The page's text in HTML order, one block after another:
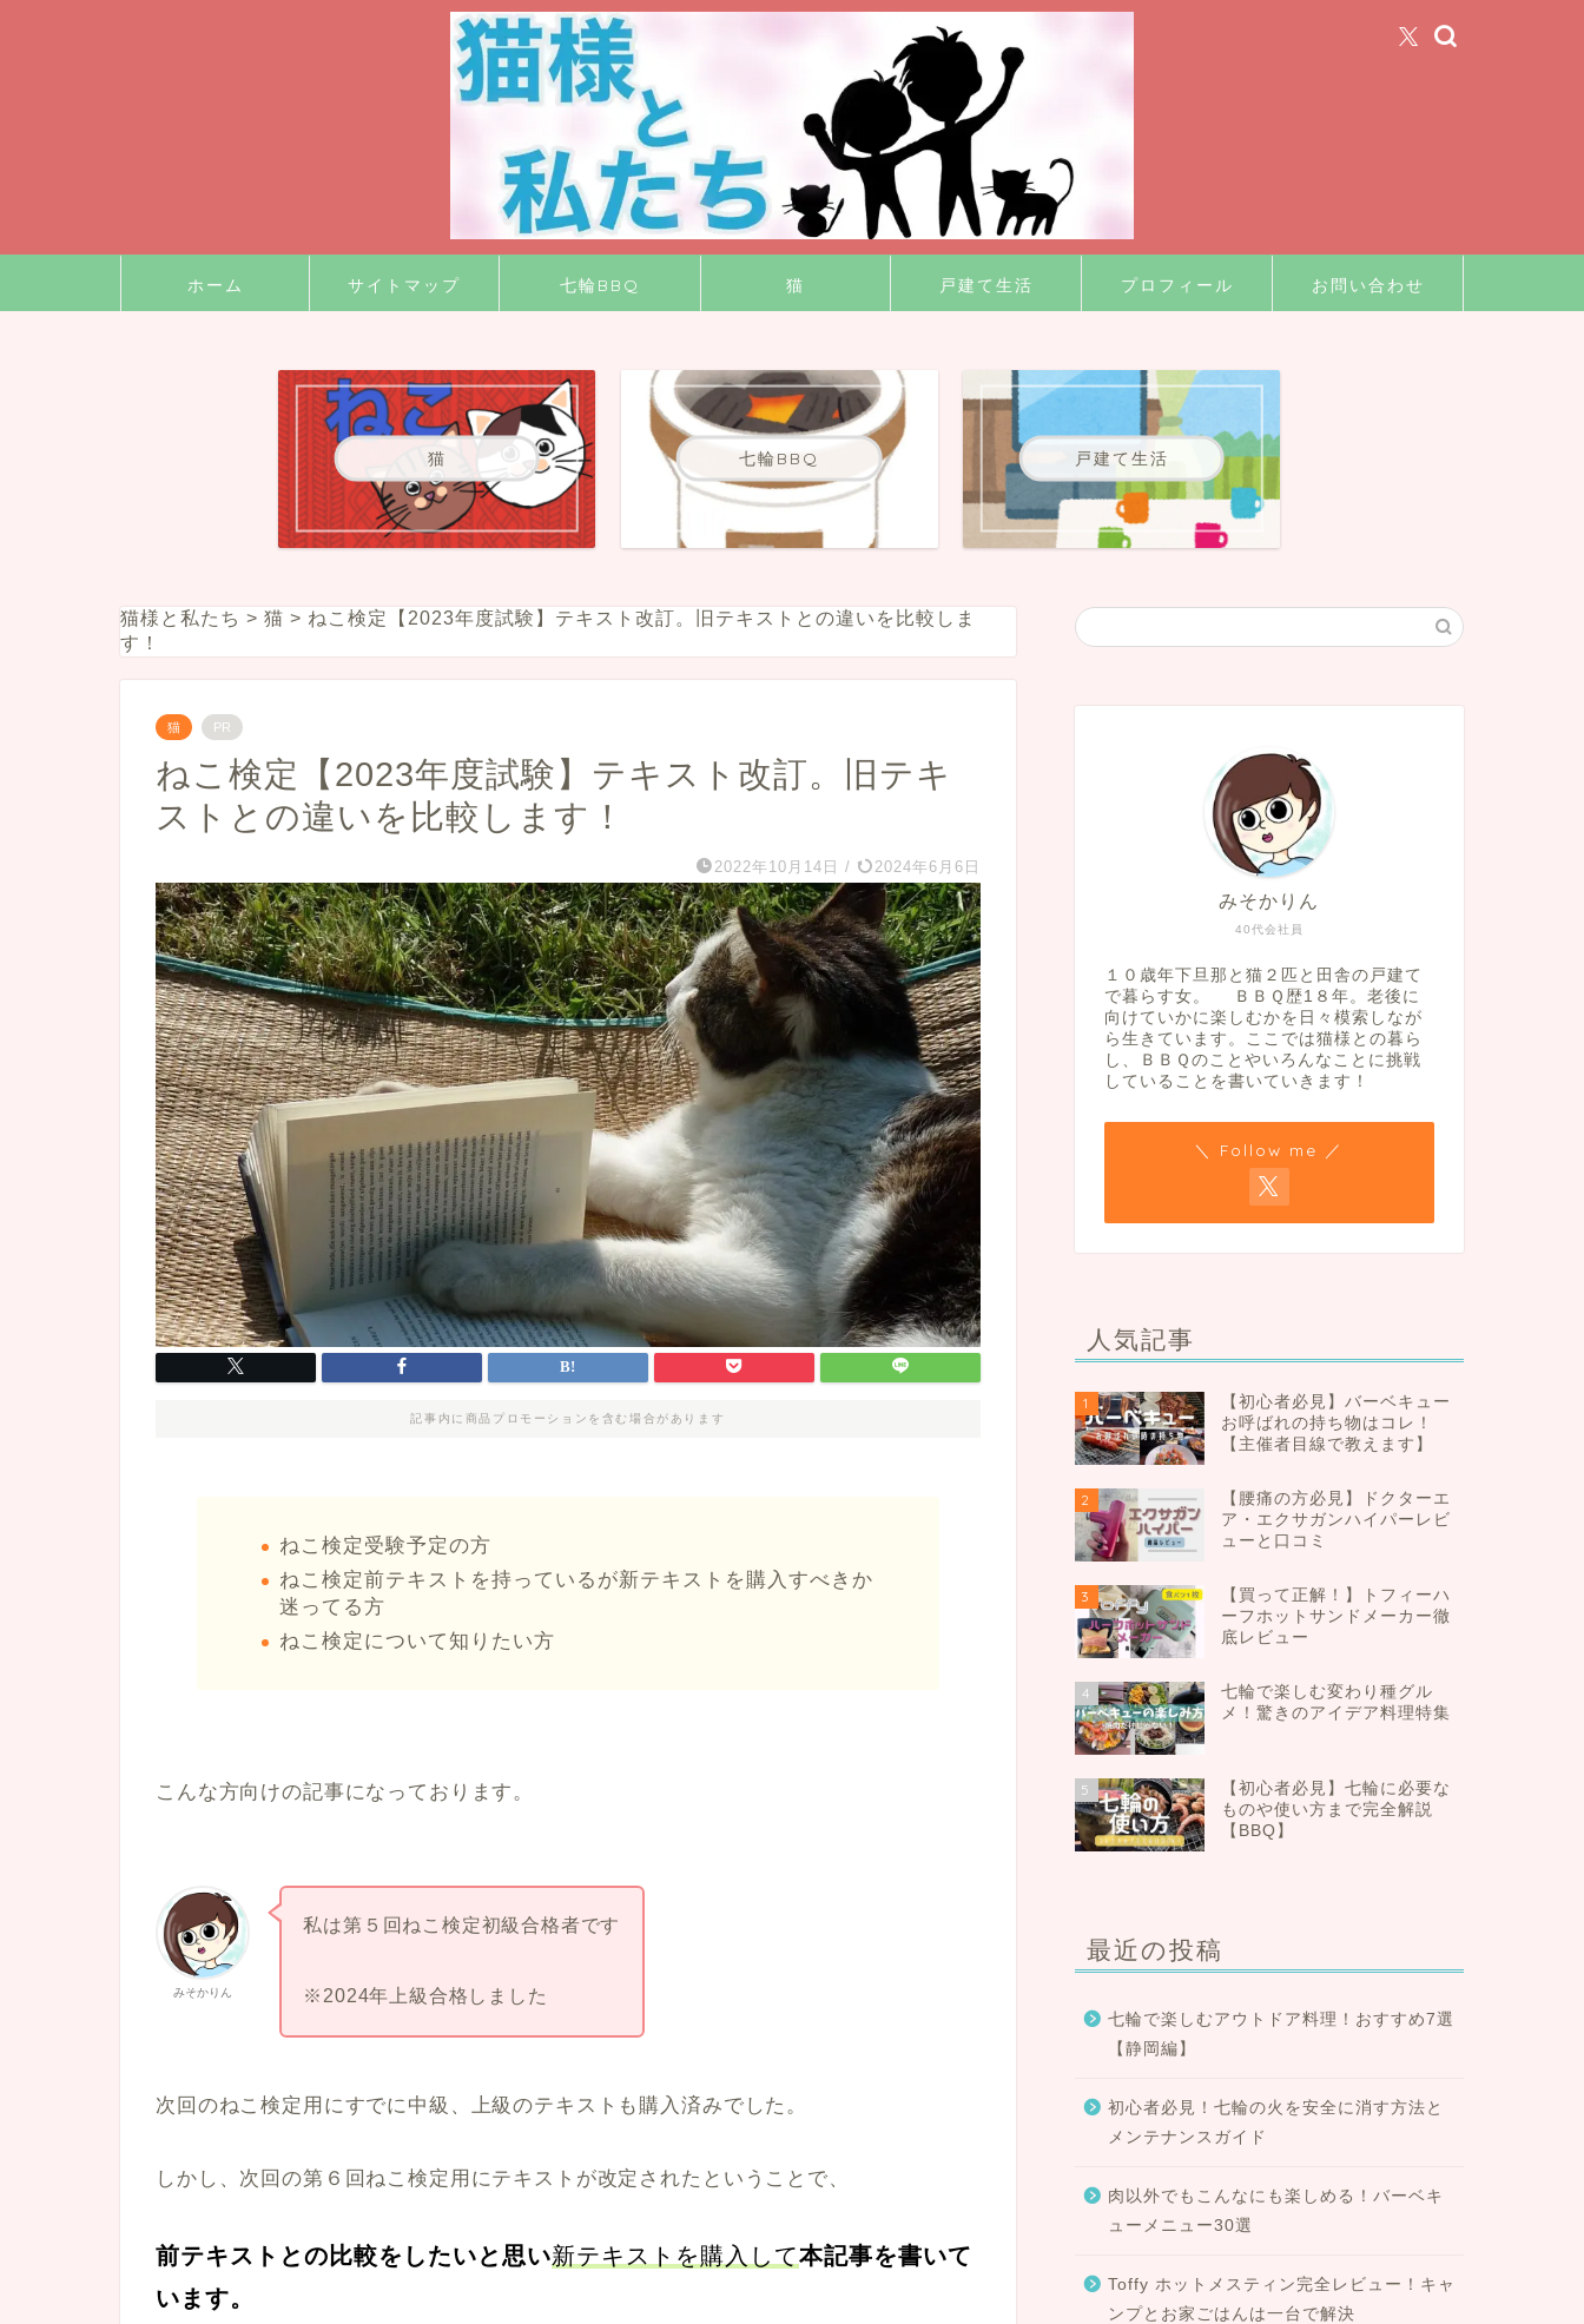
ホーム サイトマップ 七輪BBQ 猫 戸建て生活 プロフィール お問い合わせ
猫 七輪BBQ 戸建て生活
猫様と私たち > 猫 > ねこ検定【2023年度試験】テキスト改訂。旧テキストとの違いを比較しま
す！
猫 PR
ねこ検定【2023年度試験】テキスト改訂。旧テキ
ストとの違いを比較します！
2022年10月14日 / 2024年6月6日
記事内に商品プロモーションを含む場合があります
ねこ検定受験予定の方
ねこ検定前テキストを持っているが新テキストを購入すべきか
迷ってる方
ねこ検定について知りたい方
こんな方向けの記事になっております。
みそかりん
私は第５回ねこ検定初級合格者です
※2024年上級合格しました
次回のねこ検定用にすでに中級、上級のテキストも購入済みでした。
しかし、次回の第６回ねこ検定用にテキストが改定されたということで、
前テキストとの比較をしたいと思い新テキストを購入して本記事を書いて
います。
40代会社員
みそかりん
１０歳年下旦那と猫２匹と田舎の戸建て
で暮らす女。 ＢＢＱ歴1８年。老後に
向けていかに楽しむかを日々模索しなが
ら生きています。ここでは猫様との暮ら
し、ＢＢＱのことやいろんなことに挑戦
していることを書いていきます！
＼ Follow me ／
人気記事
1
【初心者必見】バーベキュー
お呼ばれの持ち物はコレ！
【主催者目線で教えます】
2
【腰痛の方必見】ドクターエ
ア・エクサガンハイパーレビ
ューと口コミ
3
【買って正解！】トフィーハ
ーフホットサンドメーカー徹
底レビュー
4
七輪で楽しむ変わり種グル
メ！驚きのアイデア料理特集
5
【初心者必見】七輪に必要な
ものや使い方まで完全解説
【BBQ】
最近の投稿
七輪で楽しむアウトドア料理！おすすめ7選
【静岡編】
初心者必見！七輪の火を安全に消す方法と
メンテナンスガイド
肉以外でもこんなにも楽しめる！バーベキ
ューメニュー30選
Toffy ホットメスティン完全レビュー！キャ
ンプとお家ごはんは一台で解決